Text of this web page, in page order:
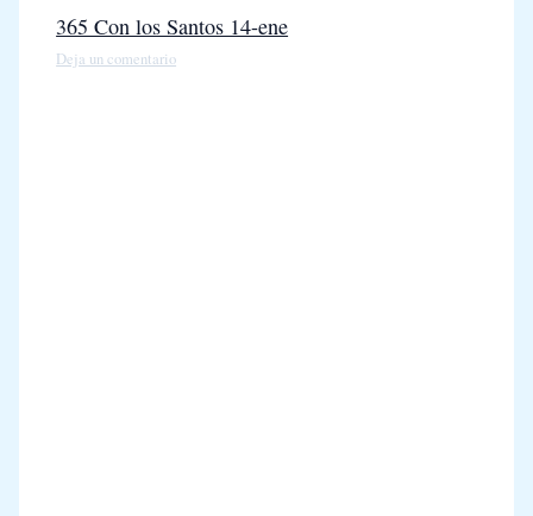
365 Con los Santos 14-ene
Deja un comentario